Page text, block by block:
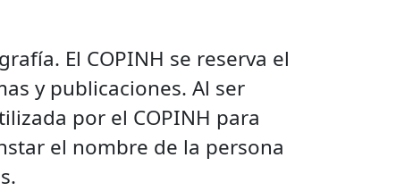
El COPINH se reserva el
y publicaciones. Al ser
por el COPINH para
el nombre de la persona